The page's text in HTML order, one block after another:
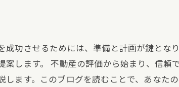
成功させるためには、準備と計画が鍵とな
案します。 不動産の評価から始まり、信
します。このブログを読むことで、あなた